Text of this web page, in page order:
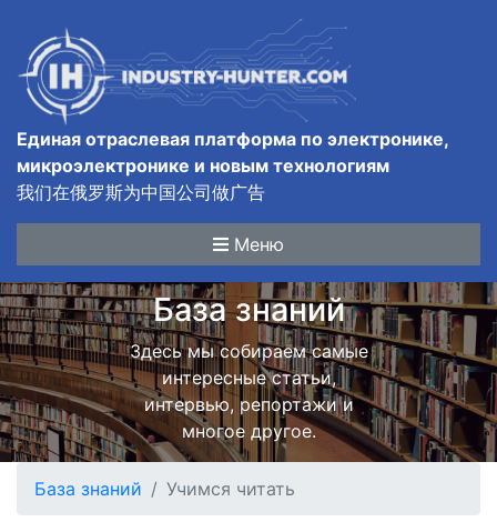
Единая отраслевая платформа по электронике,
микроэлектронике и новым технологиям
我们在俄罗斯为中国公司做广告
Меню
База знаний
Здесь мы собираем самые
интересные статьи,
интервью, репортажи и
многое другое.
База знаний Учимся читать